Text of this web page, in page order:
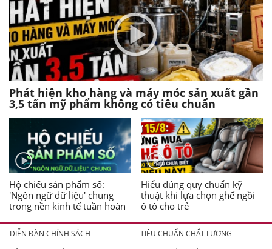
Phát hiện kho hàng và máy móc sản xuất gần
3,5 tấn mỹ phẩm không có tiêu chuẩn
Hộ chiếu sản phẩm số:
'Ngôn ngữ dữ liệu' chung
trong nền kinh tế tuần hoàn
Hiểu đúng quy chuẩn kỹ
thuật khi lựa chọn ghế ngồi
ô tô cho trẻ
DIỄN ĐÀN CHÍNH SÁCH
TIÊU CHUẨN CHẤT LƯỢNG